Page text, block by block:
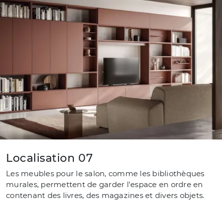
Localisation 07
Les meubles pour le salon, comme les bibliothèques
murales, permettent de garder l'espace en ordre en
contenant des livres, des magazines et divers objets.